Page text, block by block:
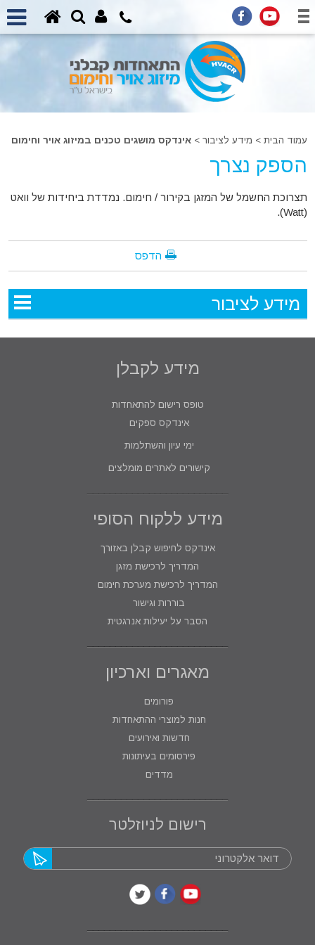
עמוד הבית > מידע לציבור >אינדקס מושגים טכנים במיזוג אויר וחימום
הספק נצרך
תצרוכת החשמל של המזגן בקירור / חימום. נמדדת ביחידות של וואט
(Watt).
הדפס
מידע לציבור
מידע לקבלן
טופס רישום להתאחדות
אינדקס ספקים
ימי עיון והשתלמות
קישורים לאתרים מומלצים
מידע ללקוח הסופי
אינדקס לחיפוש קבלן באזורך
המדריך לרכישת מזגן
המדריך לרכישת מערכת חימום
בוררות וגישור
הסבר על יעילות אנרגטית
מאגרים וארכיון
פורומים
חנות למוצרי ההתאחדות
חדשות ואירועים
פירסומים בעיתונות
מדדים
רישום לניוזלטר